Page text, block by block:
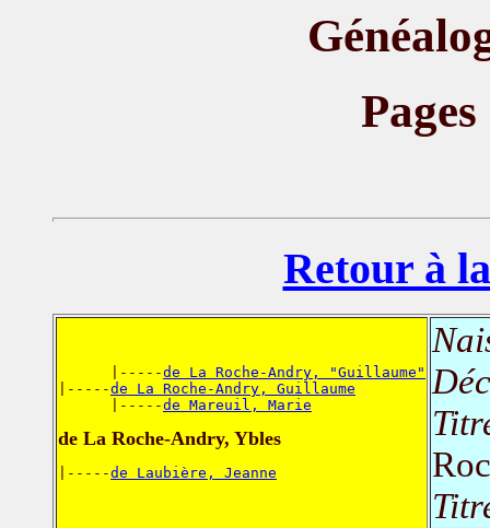
Retour à
      |-----
de La Roche-Andry, "Guillaume"
|-----de La Roche-Andry, Guillaume
      |-----
de Mareuil, Marie
de La Roche-Andry, Ybles
|-----de Laubière, Jeanne